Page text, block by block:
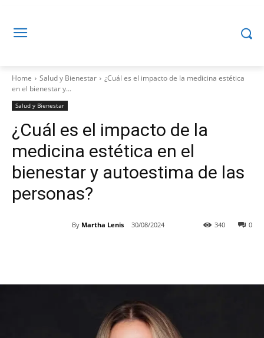
Home Salud y Bienestar
¿Cuál es el impacto de la medicina estética
en el bienestar y...
Salud y Bienestar
¿Cuál es el impacto de la
medicina estética en el
bienestar y autoestima de las
personas?
By Martha Lenis 30/08/2024 0
340